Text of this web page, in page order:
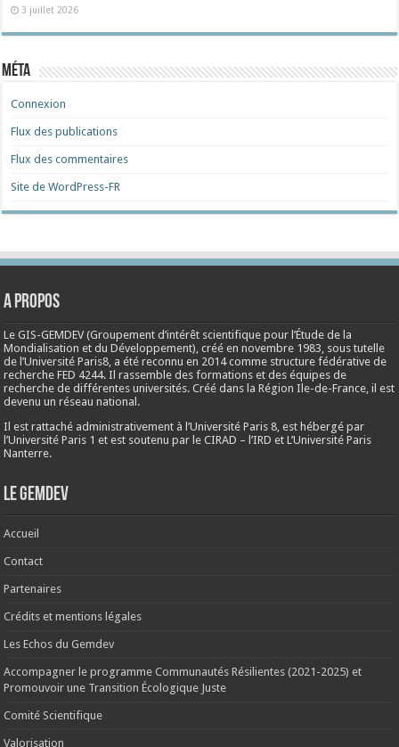
3 juillet 2026
Méta
Connexion
Flux des publications
Flux des commentaires
Site de WordPress-FR
A propos
Le GIS-GEMDEV (Groupement d’intérêt scientifique pour l’Étude de la
Mondialisation et du Développement), créé ennovembre 1983 , sous tutelle
de l’Université Paris8, a été reconnu en 2014 comme structure fédérative de
recherche FED 4244. Il rassemble des formations et des équipes de
recherche de différentes universités. Créé dans la Région Ile-de-France, il est
devenu un réseau national.
Il est rattaché administrativement à l’Université Paris 8, est hébergé par
l’Université Paris 1 et est soutenu par le CIRAD – l’IRD et L’Université Paris
Nanterre.
Le Gemdev
Accueil
Contact
Partenaires
Crédits et mentions légales
Les Echos du Gemdev
Accompagner le programme Communautés Résilientes (2021-2025) et
Promouvoir une Transition Écologique Juste
Comité Scientifique
Valorisation